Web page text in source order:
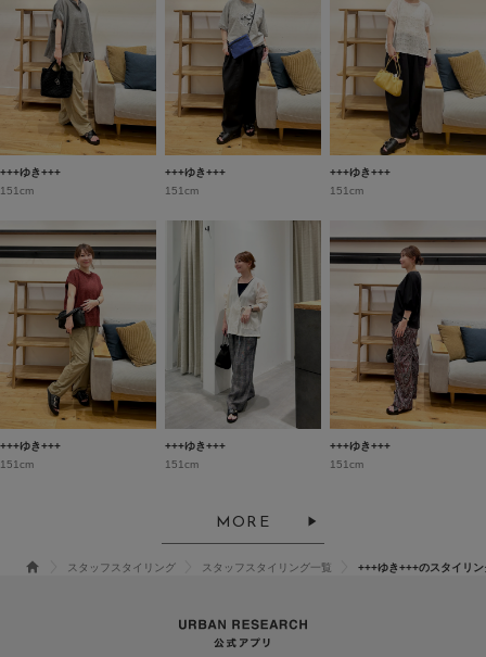
+++ゆき+++
151cm
+++ゆき+++
151cm
+++ゆき+++
151cm
+++ゆき+++
151cm
+++ゆき+++
151cm
+++ゆき+++
151cm
MORE
スタッフスタイリング スタッフスタイリング一覧 +++ゆき+++のスタイリン